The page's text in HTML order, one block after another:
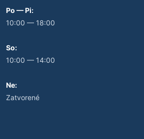
Po — Pi:
10:00 — 18:00
So:
10:00 — 14:00
Ne:
Zatvorené